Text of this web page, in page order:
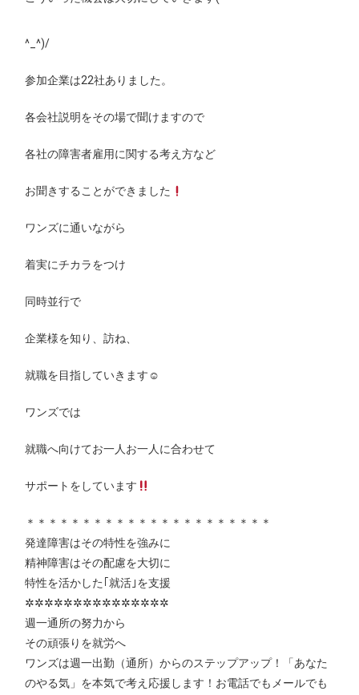
^_^)/
参加企業は22社ありました。
各会社説明をその場で聞けますので
各社の障害者雇用に関する考え方など
お聞きすることができました
ワンズに通いながら
着実にチカラをつけ
同時並行で
企業様を知り、訪ね、
就職を目指していきます ☺
ワンズでは
就職へ向けてお一人お一人に合わせて
サポートをしています
＊＊＊＊＊＊＊＊＊＊＊＊＊＊＊＊＊＊＊＊＊＊
発達障害はその特性を強みに
精神障害はその配慮を大切に
特性を活かした｢就活｣を支援
✲✲✲✲✲✲✲✲✲✲✲✲✲✲✲
週一通所の努力から
その頑張りを就労へ
ワンズは週一出勤（通所）からのステップアップ！「あなた
のやる気」を本気で考え応援します！お電話でもメールでも